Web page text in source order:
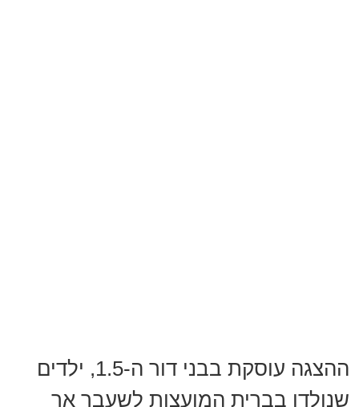
ההצגה עוסקת בבני דור ה-1.5, ילדים
שנולדו בברית המועצות לשעבר אך